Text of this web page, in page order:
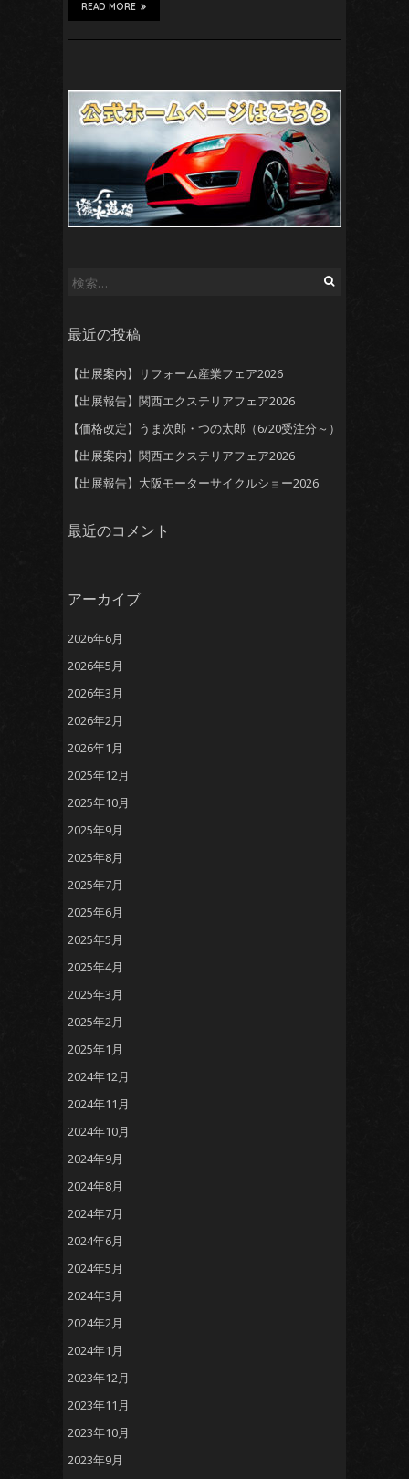
READ MORE
検
最近の投稿
【出展案内】リフォーム産業フェア2026
【出展報告】関西エクステリアフェア2026
【価格改定】うま次郎・つの太郎（6/20受注分～）
【出展案内】関西エクステリアフェア2026
【出展報告】大阪モーターサイクルショー2026
最近のコメント
アーカイブ
2026年6月
2026年5月
2026年3月
2026年2月
2026年1月
2025年12月
2025年10月
2025年9月
2025年8月
2025年7月
2025年6月
2025年5月
2025年4月
2025年3月
2025年2月
2025年1月
2024年12月
2024年11月
2024年10月
2024年9月
2024年8月
2024年7月
2024年6月
2024年5月
2024年3月
2024年2月
2024年1月
2023年12月
2023年11月
2023年10月
2023年9月